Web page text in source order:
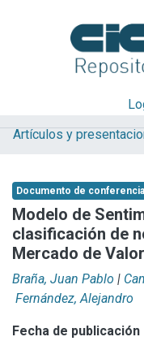
Explorar
Aportar material
Statistics
Documento de conferencia
Modelo de
clasificación de
Mercado de
Braña, Juan Pablo |
Fernández, Alejandro
Fecha de publicación